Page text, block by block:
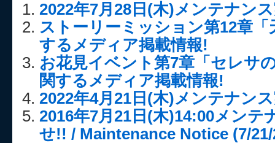
2022年7月28日(木)メンテナン
ストーリーミッション第12章
するメディア掲載情報!
お花見イベント第7章「セレサ
関するメディア掲載情報!
2022年4月21日(木)メンテナン
2016年7月21日(木)14:00メンテ
せ!! / Maintenance Notice (7/21/